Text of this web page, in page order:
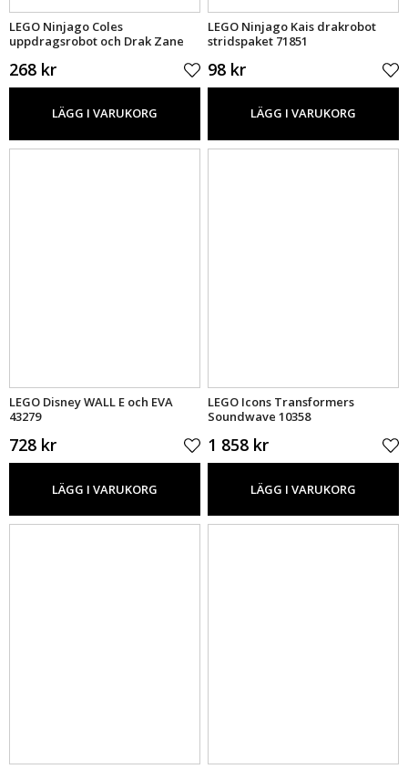
LEGO Ninjago Coles
uppdragsrobot och Drak Zane
268 kr
LÄGG I VARUKORG
LEGO Ninjago Kais drakrobot
stridspaket 71851
98 kr
LÄGG I VARUKORG
LEGO Disney WALL E och EVA
43279
728 kr
LÄGG I VARUKORG
LEGO Icons Transformers
Soundwave 10358
1 858 kr
LÄGG I VARUKORG